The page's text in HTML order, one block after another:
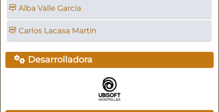
Alba Valle García
Carlos Lacasa Martín
Desarrolladora